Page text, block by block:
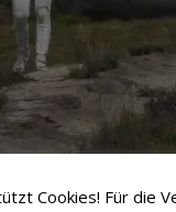
Studios 2021. All
Cookies! Für die